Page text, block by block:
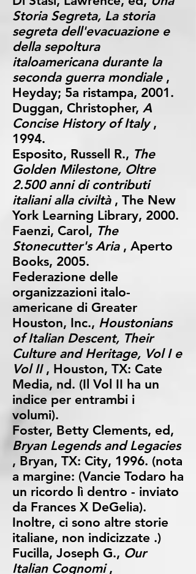
Storia Segreta, La storia
segreta dell'evacuazione e
della sepoltura
italoamericana durante la
seconda guerra mondiale,
Heyday; 5a ristampa, 2001.
Duggan, Christopher, A
Concise History of Italy,
1994.
Esposito, Russell R., The
Golden Milestone, Oltre
2.500 anni di contributi
italiani alla civiltà, The New
York Learning Library, 2000.
Faenzi, Carol, The
Stonecutter's Aria, Aperto
Books, 2005.
Federazione delle
organizzazioni italo-
americane di Greater
Houston, Inc., Houstonians
of Italian Descent, Their
Culture and Heritage, Vol I e
​​Vol II, Houston, TX: Cate
Media, nd. (Il Vol II ha un
indice per entrambi i
volumi).
Foster, Betty Clements, ed,
Bryan Legends and Legacies
, Bryan, TX: City, 1996. (nota
a margine: (Vancie Todaro ha
un ricordo lì dentro - inviato
da Frances X DeGelia).
Inoltre, ci sono altre storie
italiane, non indicizzate .)
Fucilla, Joseph G., Our
Italian Cognomi,